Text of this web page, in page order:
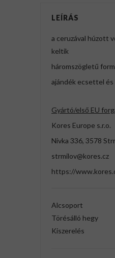
LEÍRÁS
a ceruzával húzott
keltik
háromszögletű
ajándék ecsettel és
Gyártó/első EU
Kores Europe s.r.o.
Nivka 336, 3578
strmilov@kores.cz
https://
Alcsoport
Törésálló hegy
Kiszerelés